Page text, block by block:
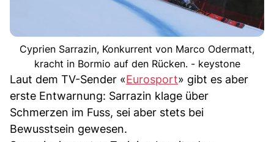
Cyprien Sarrazin, Konkurrent von Marco Odermatt,
kracht in Bormio auf den Rücken. - keystone
Laut dem TV-Sender «Eurosport» gibt es aber
erste Entwarnung: Sarrazin klage über
Schmerzen im Fuss, sei aber stets bei
Bewusstsein gewesen.